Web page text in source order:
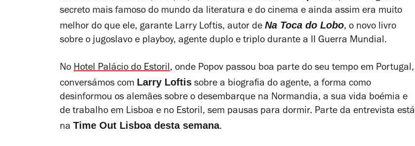
secreto mais famoso do mundo da literatura e do cinema e ainda assim era muito
melhor do que ele, garante Larry Loftis, autor de Na Toca do Lobo, o novo livro
sobre o jugoslavo e playboy, agente duplo e triplo durante a II Guerra Mundial.
No Hotel Palácio do Estoril, onde Popov passou boa parte do seu tempo em Portugal,
conversámos com Larry Loftis sobre a biografia do agente, a forma como
desinformou os alemães sobre o desembarque na Normandia, a sua vida boémia e
de trabalho em Lisboa e no Estoril, sem pausas para dormir. Parte da entrevista está
na Time Out Lisboa desta semana.